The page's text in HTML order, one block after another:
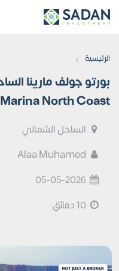
الرئيسية ›
Marina North Coast
الساحل الشمالي
05-05-2026